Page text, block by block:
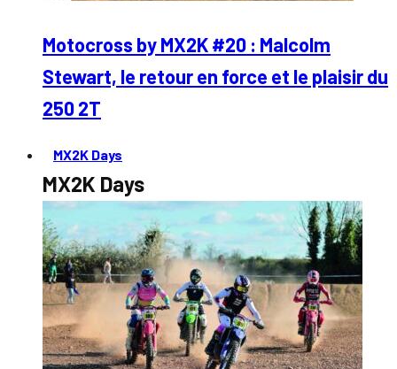
Motocross by MX2K #20 : Malcolm
Stewart, le retour en force et le plaisir du
250 2T
MX2K Days
MX2K Days